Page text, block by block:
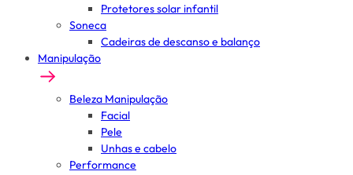
Protetores solar infantil
Soneca
Cadeiras de descanso e balanço
Manipulação
Beleza Manipulação
Facial
Pele
Unhas e cabelo
Performance